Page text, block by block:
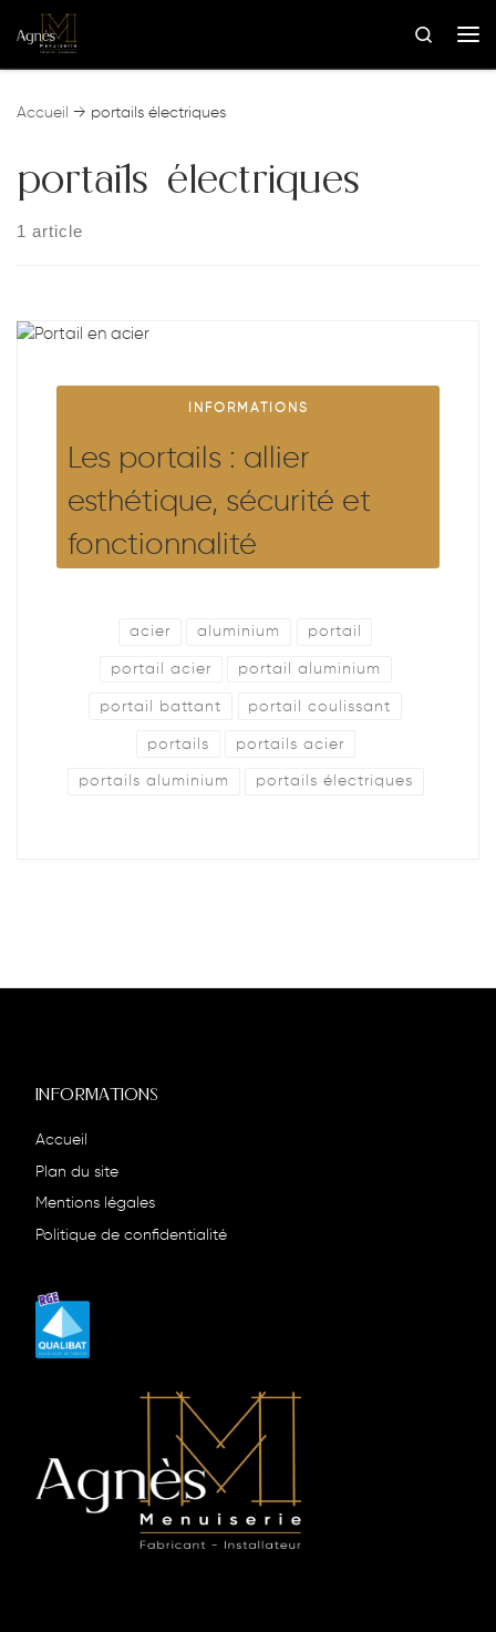
Skip to content
Search
Accueil → portails électriques
portails électriques
1 article
INFORMATIONS
Les portails : allier
esthétique, sécurité et
fonctionnalité
acier aluminium portail
portail acier portail aluminium
portail battant portail coulissant
portails portails acier
portails aluminium portails électriques
INFORMATIONS
Accueil
Plan du site
Mentions légales
Politique de confidentialité